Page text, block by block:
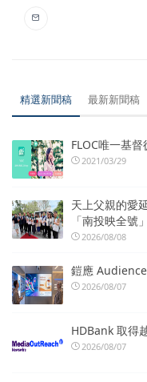
精選新聞稿 最新新聞稿
FLOC唯一基
2021/03/29
天上父親的愛
「南投映全號
2026/08/08
鎧應
2026/08/07
HDBank 取得
2026/08/07